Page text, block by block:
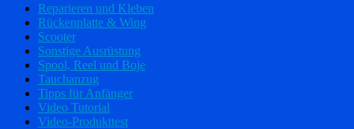
Reparieren und Kleben
Rückenplatte & Wing
Scooter
Sonstige Ausrüstung
Spool, Reel und Boje
Tauchanzug
Tipps für Anfänger
Video Tutorial
Video-Produkttest